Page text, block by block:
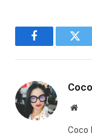
Facebook
Coco